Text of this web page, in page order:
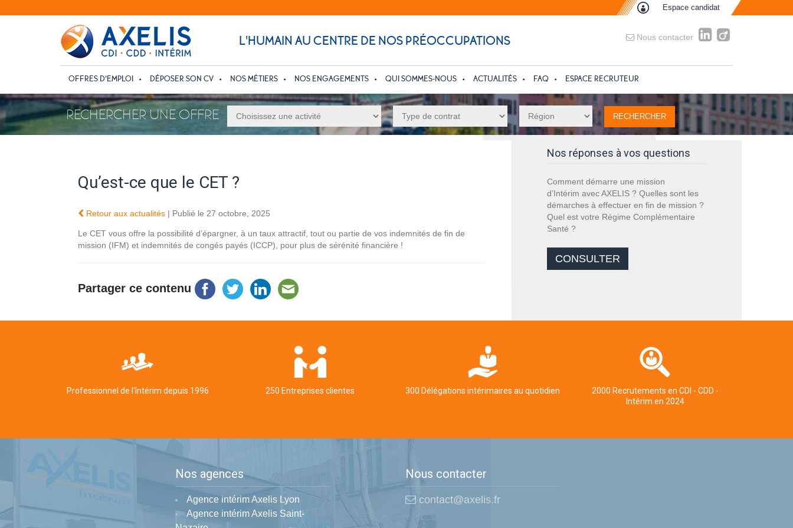
Espace candidat
L'HUMAIN AU CENTRE DE NOS PRÉOCCUPATIONS Nous contacter
OFFRES D’EMPLOI DÉPOSER SON CV NOS MÉTIERS NOS ENGAGEMENTS QUI SOMMES-NOUS ACTUALITÉS FAQ ESPACE RECRUTEUR
RECHERCHER UNE OFFRE
Qu’est-ce que le CET ?
Retour aux actualités | Publié le 27 octobre, 2025
Le CET vous offre la possibilité d’épargner, à un taux attractif, tout ou partie de vos indemnités de fin de
mission (IFM) et indemnités de congés payés (ICCP), pour plus de sérénité financière !
Partager ce contenu
Nos réponses à vos questions
Comment démarre une mission
d’Intérim avec AXELIS ? Quelles sont les
démarches à effectuer en fin de mission ?
Quel est votre Régime Complémentaire
Santé ?
CONSULTER
Professionnel de l'Intérim depuis 1996 250 Entreprises clientes 300 Délégations intérimaires au quotidien
2000 Recrutements en CDI - CDD -
Intérim en 2024
Nos agences
Agence intérim Axelis Lyon
Agence intérim Axelis Saint-
Nous contacter
contact@axelis.fr